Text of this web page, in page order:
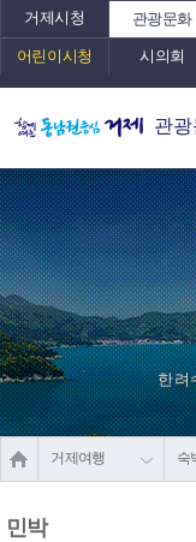
거제시청 관광문화
어린이시청 시의회
관
한려
거제여행 숙
민박